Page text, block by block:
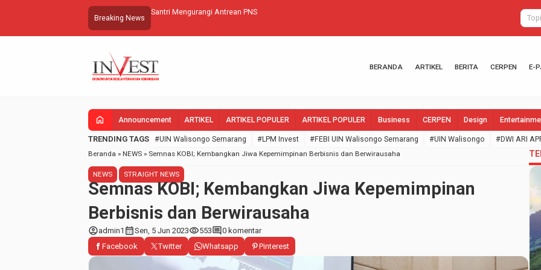
Breaking News
Santri Mengurangi Antrean PNS Ajarkan
BERANDA ARTIKEL BERITA CERPEN E-
home Announcement ARTIKEL ARTIKEL POPULER ARTIKEL POPULER Business CERPEN Design
TRENDING TAGS #UIN Walisongo Semarang #LPM Invest #FEBI UIN Walisongo Semarang #UIN Walisongo #DWI ARI
Beranda » NEWS » Semnas KOBI; Kembangkan Jiwa Kepemimpinan Berbisnis dan Berwirausaha
NEWS STRAIGHT NEWS
Semnas KOBI; Kembangkan Jiwa Kepemimpinan
Berbisnis dan Berwirausaha
account_circleadmin1 calendar_monthSen, 5 Jun 2023visibility553comment0 komentar
Facebook
Twitter Whatsapp Pinterest